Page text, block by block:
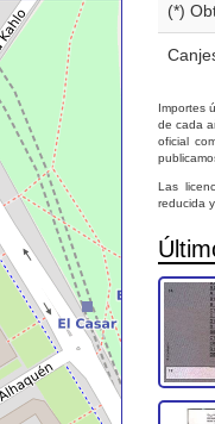
(*)
Importes
de cada
oficial
Las
reducida